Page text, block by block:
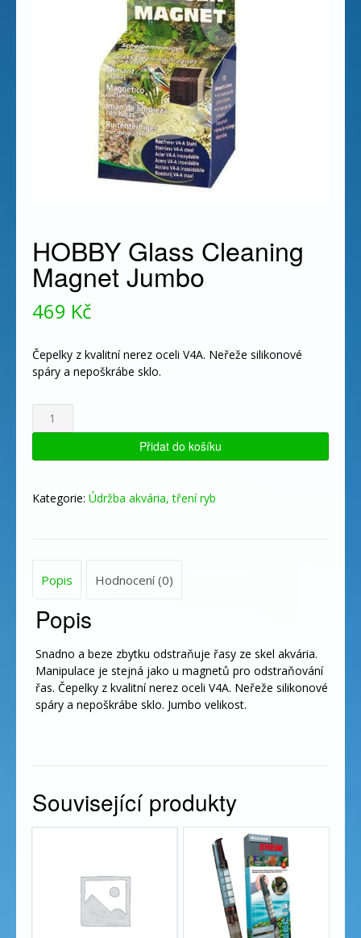
HOBBY Glass Cleaning
Magnet Jumbo
469 Kč
Čepelky z kvalitní nerez oceli V4A. Neřeže silikonové
spáry a nepoškrábe sklo.
HOBBY
Glass
Magnet
množství
Přidat do košíku
Kategorie: Údržba akvária, tření ryb
Popis Hodnocení (0)
Popis
Snadno a beze zbytku odstraňuje řasy ze skel akvária.
Manipulace je stejná jako u magnetů pro odstraňování
řas. Čepelky z kvalitní nerez oceli V4A. Neřeže silikonové
spáry a nepoškrábe sklo. Jumbo velikost.
Související produkty